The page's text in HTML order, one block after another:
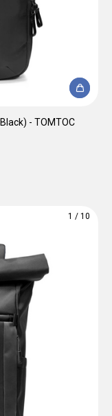
- TOMTOC
1 / 10